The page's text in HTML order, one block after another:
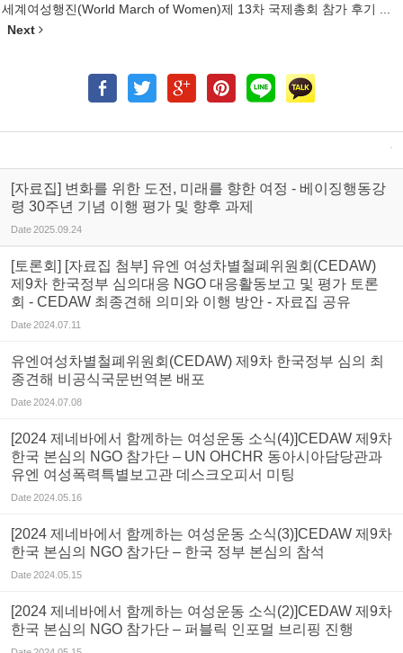
세계여성행진(World March of Women)제 13차 국제총회 참가 후기 ...
Next
[자료집] 변화를 위한 도전, 미래를 향한 여정 - 베이징행동강
령 30주년 기념 이행 평가 및 향후 과제
Date2025.09.24
[토론회] [자료집 첨부] 유엔 여성차별철폐위원회(CEDAW)
제9차 한국정부 심의대응 NGO 대응활동보고 및 평가 토론
회 - CEDAW 최종견해 의미와 이행 방안 - 자료집 공유
Date2024.07.11
유엔여성차별철폐위원회(CEDAW) 제9차 한국정부 심의 최
종견해 비공식국문번역본 배포
Date2024.07.08
[2024 제네바에서 함께하는 여성운동 소식(4)]CEDAW 제9차
한국 본심의 NGO 참가단 – UN OHCHR 동아시아담당관과
유엔 여성폭력특별보고관 데스크오피서 미팅
Date2024.05.16
[2024 제네바에서 함께하는 여성운동 소식(3)]CEDAW 제9차
한국 본심의 NGO 참가단 – 한국 정부 본심의 참석
Date2024.05.15
[2024 제네바에서 함께하는 여성운동 소식(2)]CEDAW 제9차
한국 본심의 NGO 참가단 – 퍼블릭 인포멀 브리핑 진행